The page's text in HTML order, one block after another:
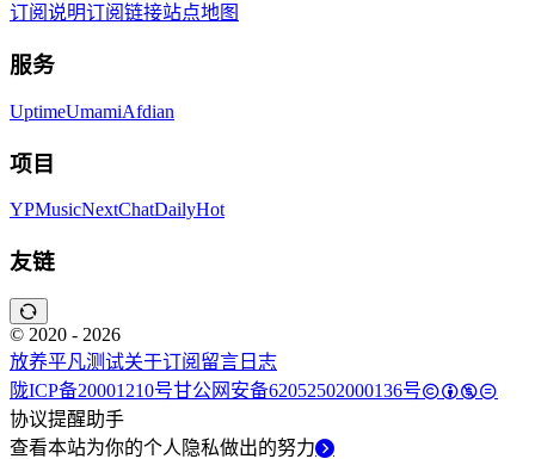
订阅说明订阅链接站点地图
服务
UptimeUmamiAfdian
项目
YPMusicNextChatDailyHot
友链
© 2020 - 2026
放养平凡测试关于订阅 留言 日志
陇ICP备20001210号甘公网安备62052502000136号
协议提醒助手
查看本站为你的个人隐私做出的努力